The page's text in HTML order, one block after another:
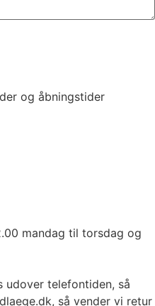
og åbningstider
mandag til torsdag og
telefontiden, så
så vender vi retur